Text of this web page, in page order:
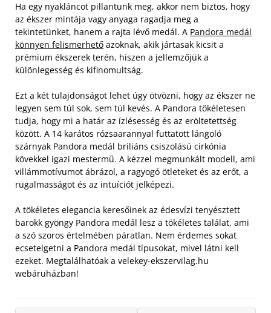
Ha egy nyakláncot pillantunk meg, akkor nem biztos, hogy
az ékszer mintája vagy anyaga ragadja meg a
tekintetünket, hanem a rajta lévő medál. A Pandora medál
könnyen felismerhető azoknak, akik jártasak kicsit a
prémium ékszerek terén, hiszen a jellemzőjük a
különlegesség és kifinomultság.
Ezt a két tulajdonságot lehet úgy ötvözni, hogy az ékszer ne
legyen sem túl sok, sem túl kevés. A Pandora tökéletesen
tudja, hogy mi a határ az ízlésesség és az eröltetettség
között. A 14 karátos rózsaarannyal futtatott lángoló
szárnyak Pandora medál briliáns csiszolású cirkónia
kövekkel igazi mestermű. A kézzel megmunkált modell, ami
villámmotívumot ábrázol, a ragyogó ötleteket és az erőt, a
rugalmasságot és az intuíciót jelképezi.
A tökéletes elegancia keresőinek az édesvízi tenyésztett
barokk gyöngy Pandora medál lesz a tökéletes találat, ami
a szó szoros értelmében páratlan. Nem érdemes sokat
ecsetelgetni a Pandora medál típusokat, mivel látni kell
ezeket. Megtalálhatóak a velekey-ekszervilag.hu
webáruházban!